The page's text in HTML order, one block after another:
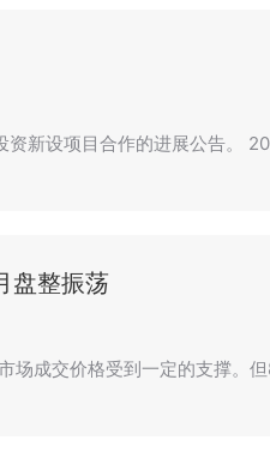
资新设项目合作的进展公告。
盘整振荡
场成交价格受到一定的支撑。